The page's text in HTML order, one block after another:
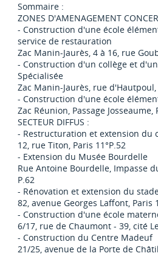
Sommaire :
ZONES D'AMENAGEMENT
- Construction d'une école
service de restauration
Zac Manin-Jaurès, 4 à 16, rue
- Construction d'un collège et
Spécialisée
Zac Manin-Jaurès, rue d'Hautpoul,
- Construction d'une école
Zac Réunion, Passage Josseaume,
SECTEUR DIFFUS :
- Restructuration et extension du
12, rue Titon, Paris 11°P.52
- Extension du Musée Bourdelle
Rue Antoine Bourdelle, Impasse
P.62
- Rénovation et extension du
82, avenue Georges Laffont, Paris
- Construction d'une école
6/17, rue de Chaumont - 39, cité
- Construction du Centre Madeuf
21/25, avenue de la Porte de